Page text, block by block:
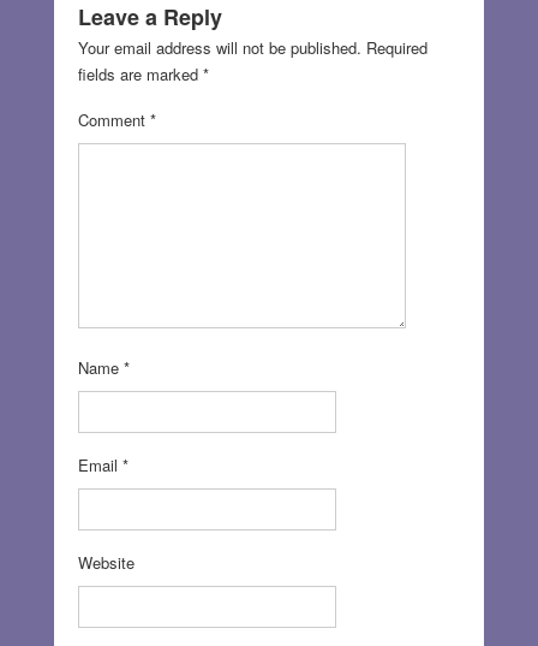
Leave a Reply
Your email address will not be published. Required
fields are marked *
Comment *
Name *
Email *
Website